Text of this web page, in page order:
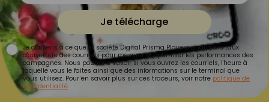
Je télécharge
Je consens à ce que la société Digital Prisma Players analyse le taux
d'ouverture des courriels pour mesurer et optimiser les performances des
campagnes. Nous pourrons savoir si vous ouvrez les courriels, l'heure à
laquelle vous le faites ainsi que des informations sur le terminal que
vous utilisez. Pour en savoir plus sur ces traceurs, voir notre politique de
confidentialité.